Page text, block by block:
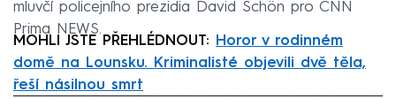
mluvčí policejního prezidia David Schön pro CNN
Prima NEWS.
MOHLI JSTE PŘEHLÉDNOUT:
Horor v rodinném
domě na Lounsku. Kriminalisté objevili dvě těla,
řeší násilnou smrt